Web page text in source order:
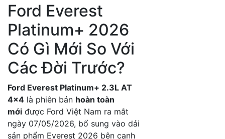
Ford Everest
Platinum+ 2026
Có Gì Mới So Với
Các Đời Trước?
Ford Everest Platinum+ 2.3L AT
4×4 là phiên bản hoàn toàn
mới được Ford Việt Nam ra mắt
ngày 07/05/2026, bổ sung vào dải
sản phẩm Everest 2026 bên cạnh